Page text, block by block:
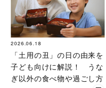
2026.06.18
「土用の丑」の日の由来を
子ども向けに解説！ うな
ぎ以外の食べ物や過ごし方